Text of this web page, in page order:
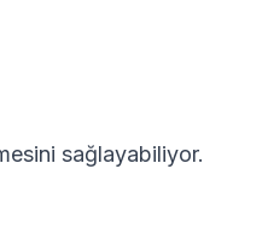
sağlayabiliyor.